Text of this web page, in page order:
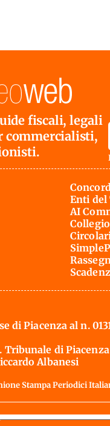
fiscali, legali
commercialisti,
Enti del
AI
di Piacenza al n.
Tribunale di
Albanesi
Stampa Periodici